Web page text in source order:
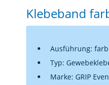
Klebeband
Ausführung:
Typ:
Marke: GRIP